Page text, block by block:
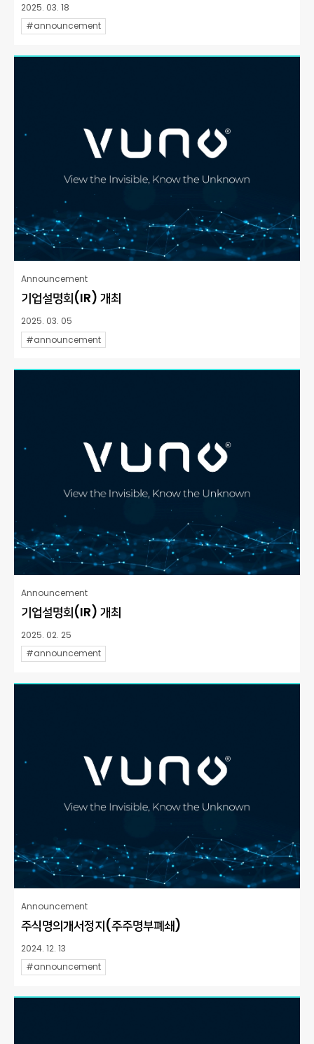
2025. 03. 18
#announcement
Announcement
기업설명회(IR) 개최
2025. 03. 05
#announcement
Announcement
기업설명회(IR) 개최
2025. 02. 25
#announcement
Announcement
주식명의개서정지(주주명부폐쇄)
2024. 12. 13
#announcement